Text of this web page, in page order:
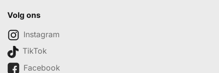
Volg ons
Instagram
TikTok
Facebook